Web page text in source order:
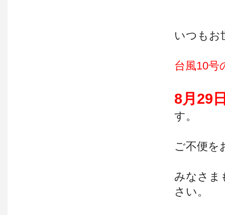
いつもお
台風10号
8月29
す。
ご不便を
みなさま
さい。